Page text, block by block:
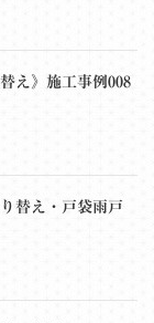
え》施工事例008
替え・戸袋雨戸